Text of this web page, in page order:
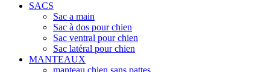
SACS
Sac a main
Sac à dos pour chien
Sac ventral pour chien
Sac latéral pour chien
MANTEAUX
manteau chien sans pattes